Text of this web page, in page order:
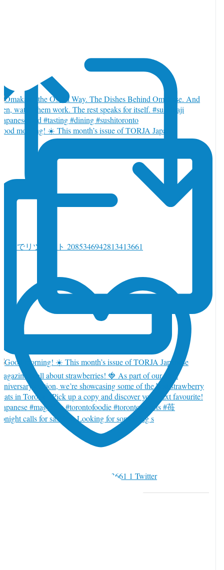
でリツイート 2085346942813413661
でいいね 2085346942813413661 1 Twitter
morning! ☀️ This month’s issue of TORJA Japan
calls for sashimi. Looking for something s